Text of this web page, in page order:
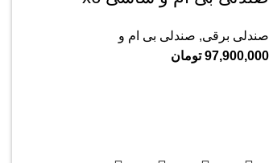
صندلی برقی, صندلی بی ام و
97,900,000 تومان